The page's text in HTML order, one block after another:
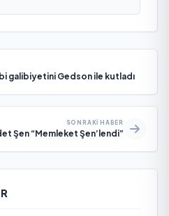
galibiyetini Gedson ile kutladı
SONRAKI HABER
Şen “Memleket Şen’lendi”